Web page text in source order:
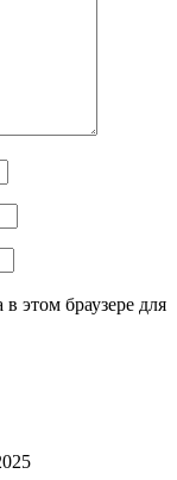
этом браузере для